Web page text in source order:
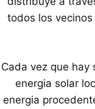
todos los
Cada vez que hay
energia solar
energia